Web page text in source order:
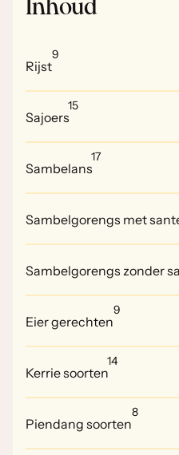
Inhoud
Rijst
9
Sajoers
15
Sambelans
17
Sambelgorengs met
Sambelgorengs zonder
Eier gerechten
9
Kerrie soorten
14
Piendang soorten
8